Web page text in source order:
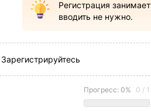
Регистрация занимает
вводить не нужно.
Зарегистрируйтесь
Прогресс: 0% 0 / 1